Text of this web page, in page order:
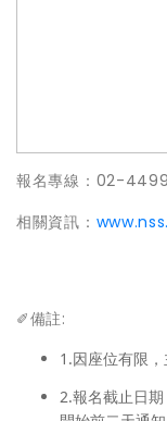
報名專線：02-
相關資訊：
✐備註:
1.因座位有限
2.報名截止日